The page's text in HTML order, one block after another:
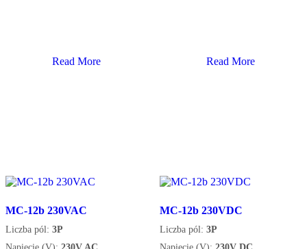
Read More Read More
MC-12b 230VAC
Liczba pól: 3P
MC-12b 230VDC
Liczba pól: 3P